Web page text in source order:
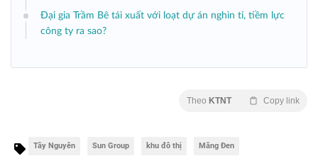
Đại gia Trầm Bê tái xuất với loạt dự án nghìn tỉ, tiềm lực
công ty ra sao?
Theo KTNT Copy link
Tây Nguyên Sun Group khu đô thị Măng Đen